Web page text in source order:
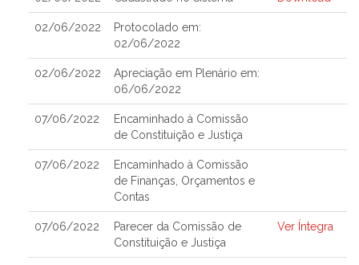
02/06/2022
Protocolado em:
02/06/2022
02/06/2022
Apreciação em Plenário em:
06/06/2022
07/06/2022
Encaminhado à Comissão
de Constituição e Justiça
07/06/2022
Encaminhado à Comissão
de Finanças, Orçamentos e
Contas
07/06/2022
Parecer da Comissão de
Constituição e Justiça
Ver Íntegra